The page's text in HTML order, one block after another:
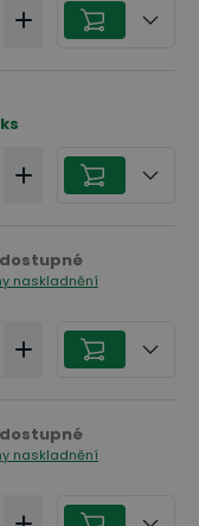
ks
naskladnění
naskladnění